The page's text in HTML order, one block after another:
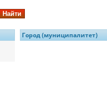
Город (муниципалитет)